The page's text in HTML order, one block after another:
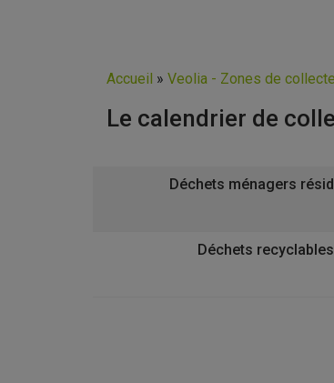
Accueil » Veolia - Zones de collecte
Le calendrier de
Déchets ménagers
Déchets recyclables